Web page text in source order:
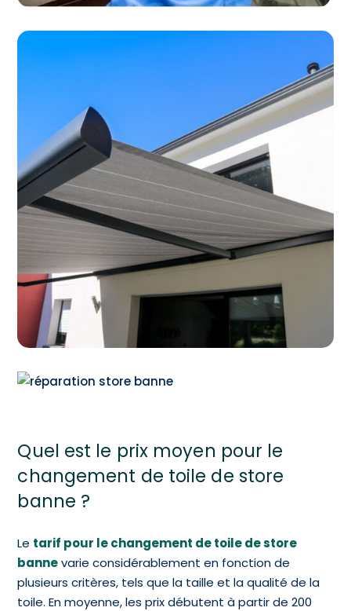
Quel est le prix moyen pour le
changement de toile de store
banne ?
Le tarif pour le changement de toile de store
bannevarie considérablement en fonction de
plusieurs critères, tels que la taille et la qualité de la
toile. En moyenne, les prix débutent à partir de 200